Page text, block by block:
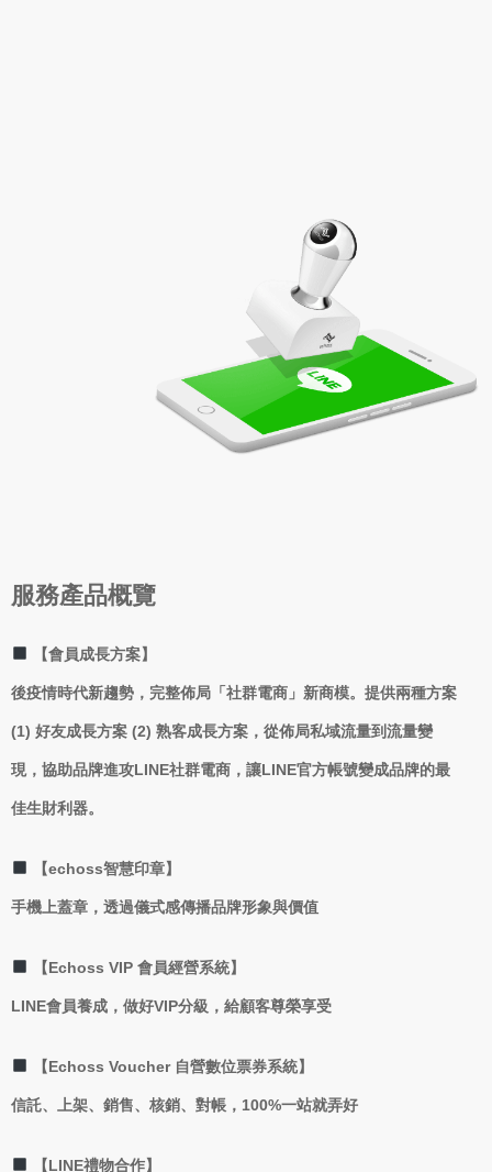
服務產品概覽
【會員成長方案】
後疫情時代新趨勢，完整佈局「社群電商」新商模。提供兩種方案
(1) 好友成長方案 (2) 熟客成長方案，從佈局私域流量到流量變
現，協助品牌進攻LINE社群電商，讓LINE官方帳號變成品牌的最
佳生財利器。
【echoss智慧印章】
手機上蓋章，透過儀式感傳播品牌形象與價值
【Echoss VIP 會員經營系統】
LINE會員養成，做好VIP分級，給顧客尊榮享受
【Echoss Voucher 自營數位票券系統】
信託、上架、銷售、核銷、對帳，100%一站就弄好
【LINE禮物合作】